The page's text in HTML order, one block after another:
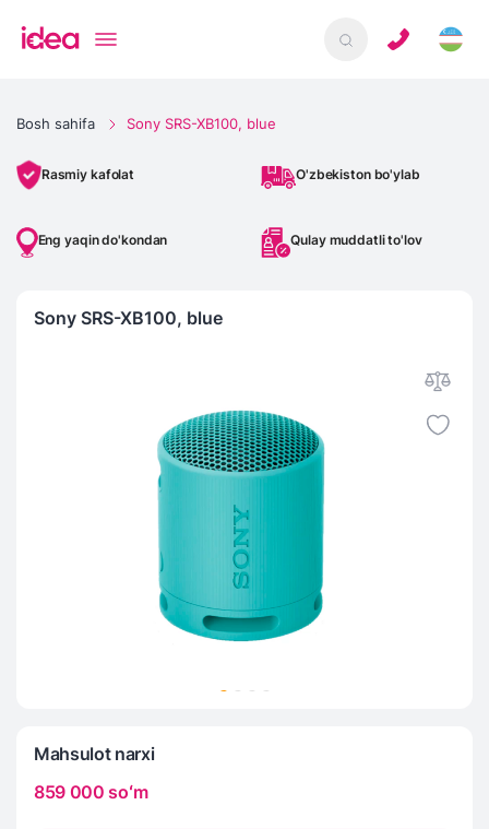
Bosh sahifa Sony SRS-XB100, blue
Rasmiy kafolat O'zbekiston bo'ylab
Eng yaqin do'kondan Qulay muddatli to'lov
Sony SRS-XB100, blue
Mahsulot narxi
859 000 soʻm